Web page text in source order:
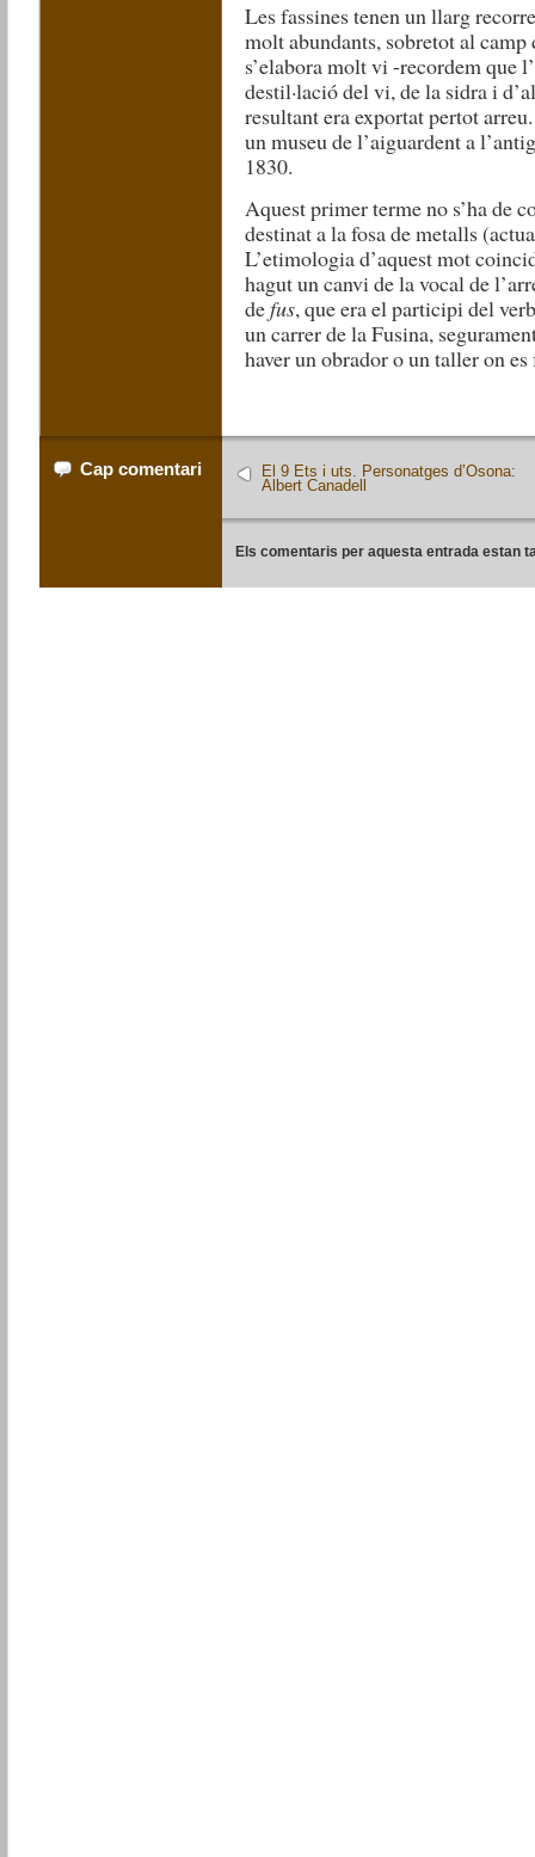
Les fassines tenen un llarg
molt abundants, sobretot al camp
s’elabora molt vi -recordem que
destil·lació del vi, de la sidra i
resultant era exportat pertot
un museu de l’aiguardent a
1830.
Aquest primer terme no s’ha de
destinat a la fosa de metalls
L’etimologia d’aquest mot
hagut un canvi de la vocal de
defus, que era el participi del
un carrer de la Fusina,
haver un obrador o un taller on
Cap comentari
El 9 Ets i uts. Personatges d’Osona:
Albert Canadell
Els comentaris per aquesta entrada estan